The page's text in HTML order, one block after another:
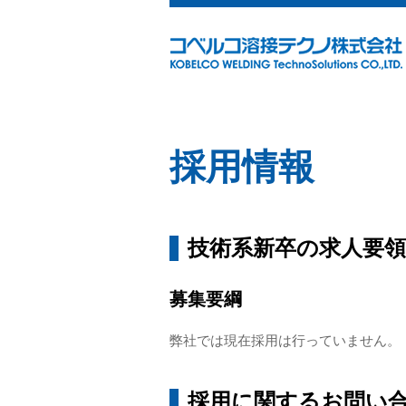
採用情報
技術系新卒の求人要
募集要綱
弊社では現在採用は行っていません。
採用に関するお問い